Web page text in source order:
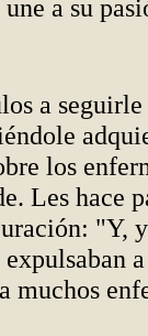
a su
a seguirle
los
Les hace
"Y,
muchos